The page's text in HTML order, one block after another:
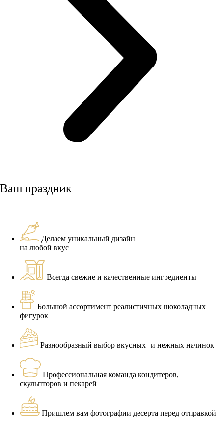
Ваш праздник
Делаем уникальный дизайн
на любой вкус
Всегда свежие и качественные ингредиенты
Большой ассортимент реалистичных шоколадных
фигурок
Разнообразный выбор вкусных и нежных начинок
Профессиональная команда кондитеров,
скульпторов и пекарей
Пришлем вам фотографии десерта перед отправкой